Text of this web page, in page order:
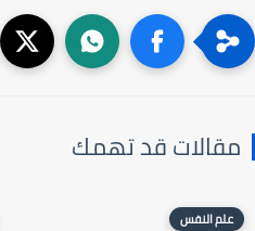
مقالات قد تهمك
علم النفس